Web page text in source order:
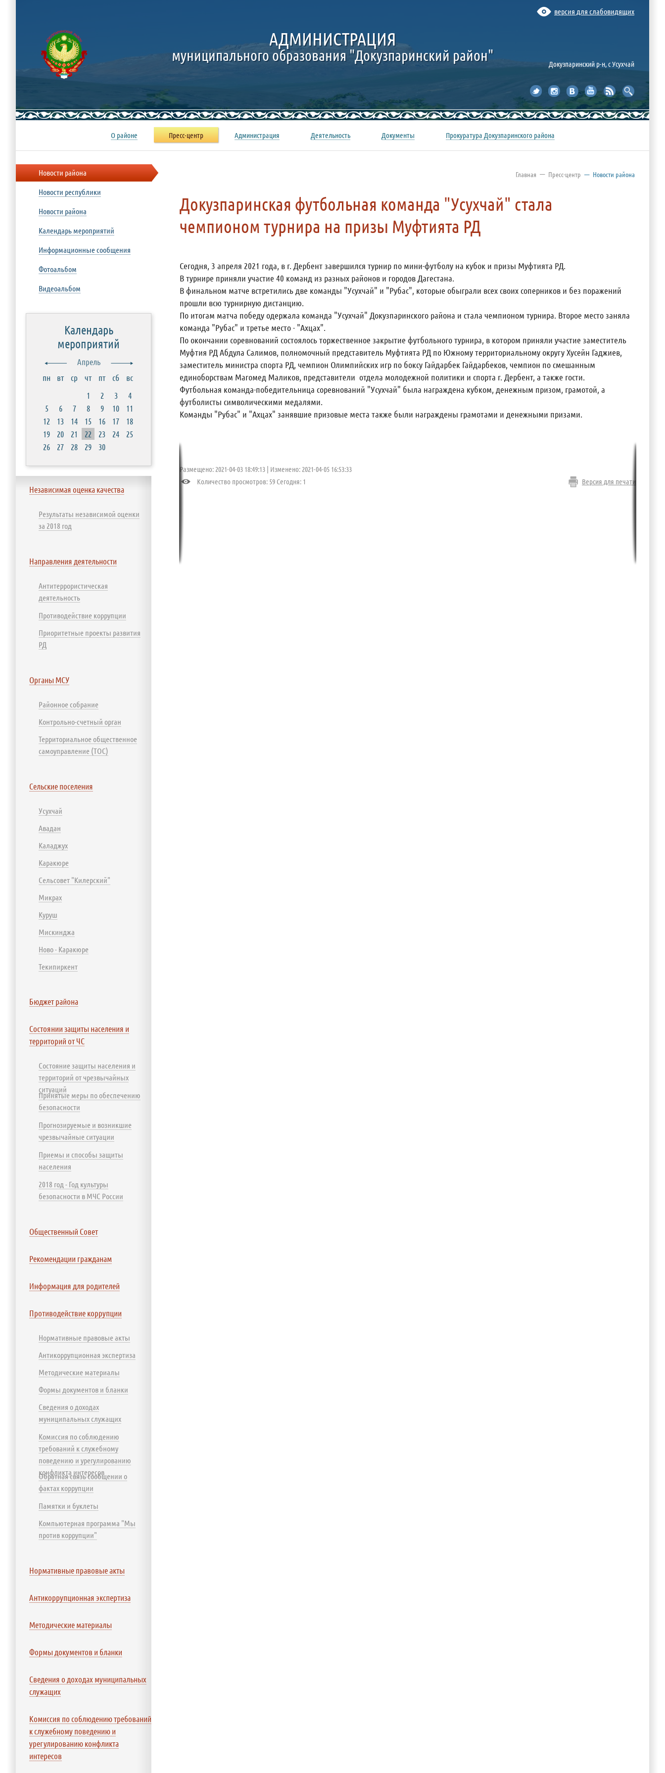
Главная — Пресс-центр — Новости района
Докузпаринская футбольная команда "Усухчай" стала
чемпионом турнира на призы Муфтията РД
Сегодня, 3 апреля 2021 года, в г. Дербент завершился турнир по мини-футболу на кубок и призы Муфтията РД.
В турнире приняли участие 40 команд из разных районов и городов Дагестана.
В финальном матче встретились две команды "Усухчай" и "Рубас", которые обыграли всех своих соперников и без поражений
прошли всю турнирную дистанцию.
По итогам матча победу одержала команда "Усухчай" Докузпаринского района и стала чемпионом турнира. Второе место заняла
команда "Рубас" и третье место - "Ахцах".
По окончании соревнований состоялось торжественное закрытие футбольного турнира, в котором приняли участие заместитель
Муфтия РД Абдула Салимов, полномочный представитель Муфтията РД по Южному территориальному округу Хусейн Гаджиев,
заместитель министра спорта РД, чемпион Олимпийских игр по боксу Гайдарбек Гайдарбеков, чемпион по смешанным
единоборствам Магомед Маликов, представители отдела молодежной политики и спорта г. Дербент, а также гости.
Футбольная команда-победительница соревнований "Усухчай" была награждена кубком, денежным призом, грамотой, а
футболисты символическими медалями.
Команды "Рубас" и "Ахцах" занявшие призовые места также были награждены грамотами и денежными призами.
Размещено: 2021-04-03 18:49:13
Изменено: 2021-04-05 16:53:33
Количество просмотров: 59 Cегодня: 1
Версия для печати
Новости района
Новости республики
Новости района
Календарь мероприятий
Информационные сообщения
Фотоальбом
Видеоальбом
Календарь
мероприятий
Апрель
пн
вт ср чт пт сб
вс
1
2 3
4
5
6 7 8 9 10
11
12
13 14 15 16 17
18
19
20 21 22 23 24
25
26
27 28 29 30
Независимая оценка качества
Результаты независимой оценки
за 2018 год
Направления деятельности
Антитеррористическая
деятельность
Противодействие коррупции
Приоритетные проекты развития
РД
Органы МСУ
Районное собрание
Контрольно-счетный орган
Территориальное общественное
самоуправление (ТОС)
Сельские поселения
Усухчай
Авадан
Каладжух
Каракюре
Сельсовет "Килерский"
Микрах
Куруш
Мискинджа
Ново - Каракюре
Текипиркент
Бюджет района
Состоянии защиты населения и
территорий от ЧС
Состояние защиты населения и
территорий от чрезвычайных
ситуаций
Принятые меры по обеспечению
безопасности
Прогнозируемые и возникшие
чрезвычайные ситуации
Приемы и способы защиты
населения
2018 год - Год культуры
безопасности в МЧС России
Общественный Совет
Рекомендации гражданам
Информация для родителей
Противодействие коррупции
Нормативные правовые акты
Антикоррупционная экспертиза
Методические материалы
Формы документов и бланки
Сведения о доходах
муниципальных служащих
Комиссия по соблюдению
требований к служебному
поведению и урегулированию
конфликта интересов
Обратная связь сообщении о
фактах коррупции
Памятки и буклеты
Компьютерная программа "Мы
против коррупции"
Нормативные правовые акты
Антикоррупционная экспертиза
Методические материалы
Формы документов и бланки
Сведения о доходах муниципальных
служащих
Комиссия по соблюдению требований
к служебному поведению и
урегулированию конфликта
интересов
версия для слабовидящих
Докузпаринский р-н, c Усухчай
АДМИНИСТРАЦИЯ
муниципального образования "Докузпаринский район"
О районе Пресс-центр Администрация Деятельность Документы Прокуратура Докузпаринского района